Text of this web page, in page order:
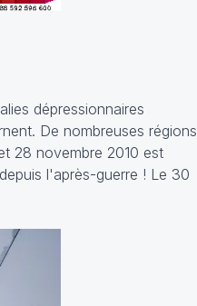
dépressionnaires
De nombreuses régions
28 novembre 2010 est
l'après-guerre ! Le 30